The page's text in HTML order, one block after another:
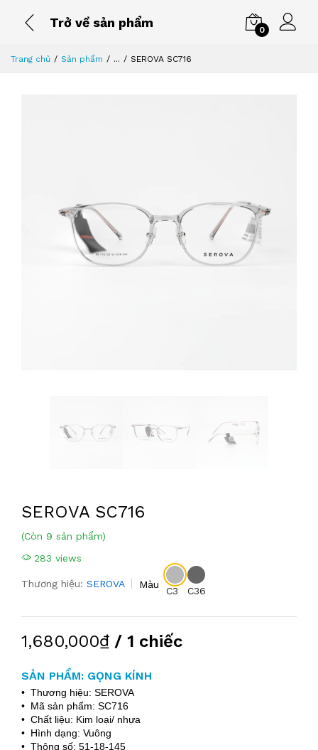
Trở về sản phẩm
0
Trang chủ Sản phẩm ... SEROVA SC716
SEROVA SC716
(Còn 9 sản phẩm)
283 views
Thương hiệu: SEROVA Màu
C3 C36
1,680,000₫ / 1 chiếc
SẢN PHẨM: GỌNG KÍNH
• Thương hiệu: SEROVA
• Mã sản phẩm: SC716
• Chất liệu: Kim loại/ nhựa
• Hình dạng: Vuông
• Thông số: 51-18-145